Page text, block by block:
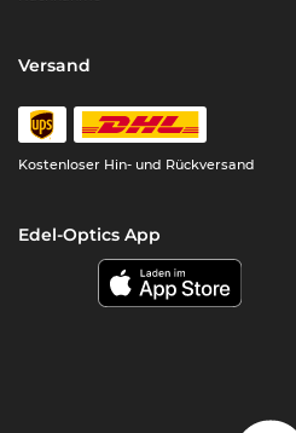
Versand
Kostenloser Hin- und Rückversand
Edel-Optics App